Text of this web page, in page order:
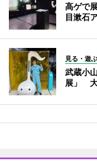
高ゲで
目漱石
見る・遊ぶ
武蔵小
展」